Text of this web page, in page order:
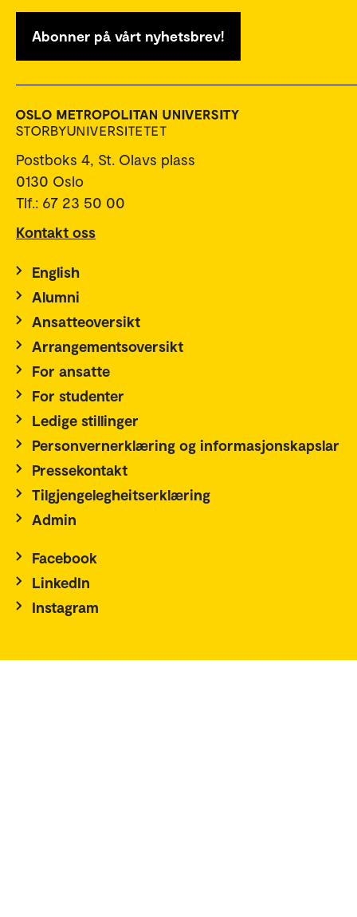
Abonner på vårt nyhetsbrev!
Postboks 4, St. Olavs plass
0130 Oslo
Tlf.: 67 23 50 00
Kontakt oss
English
Alumni
Ansatteoversikt
Arrangementsoversikt
For ansatte
For studenter
Ledige stillinger
Personvernerklæring og informasjonskapslar
Pressekontakt
Tilgjengelegheitserklæring
Admin
Facebook
LinkedIn
Instagram